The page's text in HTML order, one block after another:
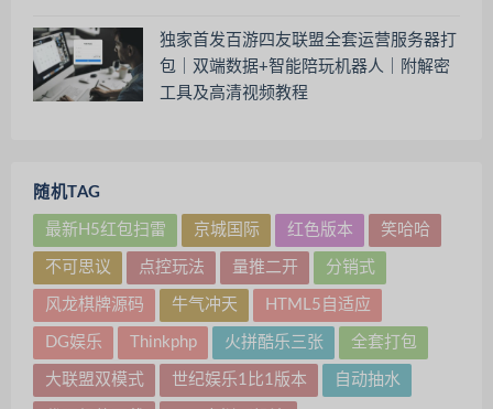
独家首发百游四友联盟全套运营服务器打
包｜双端数据+智能陪玩机器人｜附解密
工具及高清视频教程
随机TAG
最新H5红包扫雷 京城国际 红色版本 笑哈哈
不可思议 点控玩法 量推二开 分销式
风龙棋牌源码 牛气冲天 HTML5自适应
DG娱乐 Thinkphp 火拼酷乐三张 全套打包
大联盟双模式 世纪娱乐1比1版本 自动抽水